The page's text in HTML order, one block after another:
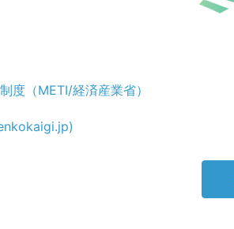
度（METI/経済産業省）